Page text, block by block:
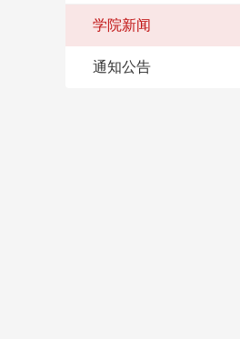
学院新闻
通知公告